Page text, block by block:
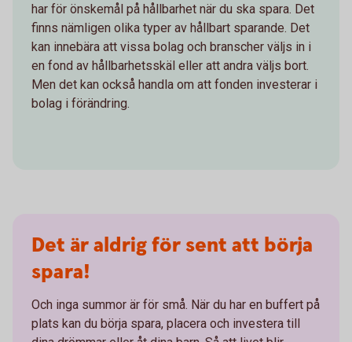
har för önskemål på hållbarhet när du ska spara. Det
finns nämligen olika typer av hållbart sparande. Det
kan innebära att vissa bolag och branscher väljs in i
en fond av hållbarhetsskäl eller att andra väljs bort.
Men det kan också handla om att fonden investerar i
bolag i förändring.
Det är aldrig för sent att börja
spara!
Och inga summor är för små. När du har en buffert på
plats kan du börja spara, placera och investera till